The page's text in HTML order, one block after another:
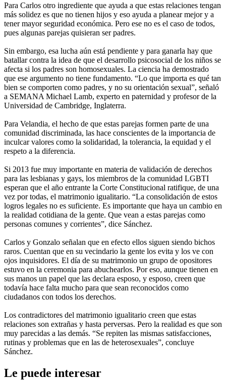
Para Carlos otro ingrediente que ayuda a que estas relaciones tengan
más solidez es que no tienen hijos y eso ayuda a planear mejor y a
tener mayor seguridad económica. Pero ese no es el caso de todos,
pues algunas parejas quisieran ser padres.
Sin embargo, esa lucha aún está pendiente y para ganarla hay que
batallar contra la idea de que el desarrollo psicosocial de los niños se
afecta si los padres son homosexuales. La ciencia ha demostrado
que ese argumento no tiene fundamento. “Lo que importa es qué tan
bien se comporten como padres, y no su orientación sexual”, señaló
a SEMANA Michael Lamb, experto en paternidad y profesor de la
Universidad de Cambridge, Inglaterra.
Para Velandia, el hecho de que estas parejas formen parte de una
comunidad discriminada, las hace conscientes de la importancia de
inculcar valores como la solidaridad, la tolerancia, la equidad y el
respeto a la diferencia.
Si 2013 fue muy importante en materia de validación de derechos
para las lesbianas y gays, los miembros de la comunidad LGBTI
esperan que el año entrante la Corte Constitucional ratifique, de una
vez por todas, el matrimonio igualitario. “La consolidación de estos
logros legales no es suficiente. Es importante que haya un cambio en
la realidad cotidiana de la gente. Que vean a estas parejas como
personas comunes y corrientes”, dice Sánchez.
Carlos y Gonzalo señalan que en efecto ellos siguen siendo bichos
raros. Cuentan que en su vecindario la gente los evita y los ve con
ojos inquisidores. El día de su matrimonio un grupo de opositores
estuvo en la ceremonia para abuchearlos. Por eso, aunque tienen en
sus manos un papel que las declara esposo, y esposo, creen que
todavía hace falta mucho para que sean reconocidos como
ciudadanos con todos los derechos.
Los contradictores del matrimonio igualitario creen que estas
relaciones son extrañas y hasta perversas. Pero la realidad es que son
muy parecidas a las demás. “Se repiten las mismas satisfacciones,
rutinas y problemas que en las de heterosexuales”, concluye
Sánchez.
Le puede interesar